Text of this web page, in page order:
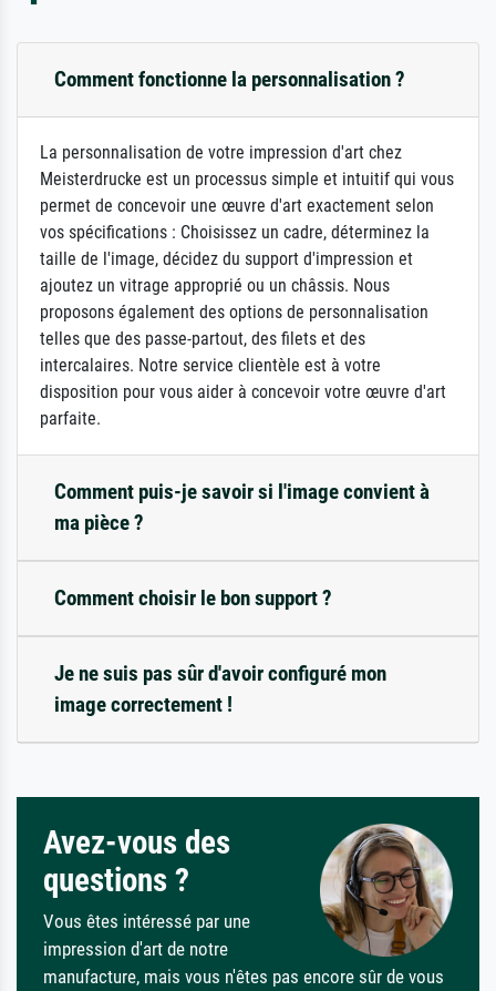
Comment fonctionne la personnalisation ?
La personnalisation de votre impression d'art chez
Meisterdrucke est un processus simple et intuitif qui vous
permet de concevoir une œuvre d'art exactement selon
vos spécifications : Choisissez un cadre, déterminez la
taille de l'image, décidez du support d'impression et
ajoutez un vitrage approprié ou un châssis. Nous
proposons également des options de personnalisation
telles que des passe-partout, des filets et des
intercalaires. Notre service clientèle est à votre
disposition pour vous aider à concevoir votre œuvre d'art
parfaite.
Comment puis-je savoir si l'image convient à
ma pièce ?
Comment choisir le bon support ?
Je ne suis pas sûr d'avoir configuré mon
image correctement !
Avez-vous des
questions ?
Vous êtes intéressé par une
impression d'art de notre
manufacture, mais vous n'êtes pas encore sûr de vous